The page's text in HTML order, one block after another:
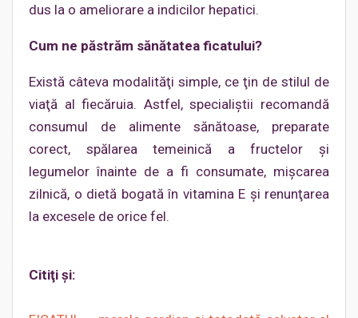
dus la o ameliorare a indicilor hepatici.
Cum ne păstrăm sănătatea ficatului?
Există câteva modalităţi simple, ce ţin de stilul de
viaţă al fiecăruia. Astfel, specialiştii recomandă
consumul de alimente sănătoase, preparate
corect, spălarea temeinică a fructelor şi
legumelor înainte de a fi consumate, mişcarea
zilnică, o dietă bogată în vitamina E şi renunţarea
la excesele de orice fel.
Citiţi şi: